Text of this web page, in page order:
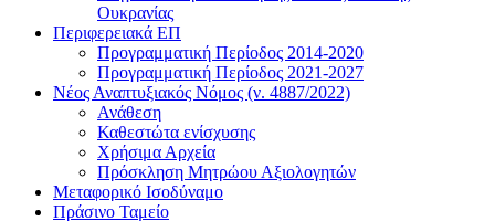
Ουκρανίας
Περιφερειακά ΕΠ
Προγραμματική Περίοδος 2014-2020
Προγραμματική Περίοδος 2021-2027
Νέος Αναπτυξιακός Νόμος (ν. 4887/2022)
Ανάθεση
Καθεστώτα ενίσχυσης
Χρήσιμα Αρχεία
Πρόσκληση Μητρώου Αξιολογητών
Μεταφορικό Ισοδύναμο
Πράσινο Ταμείο